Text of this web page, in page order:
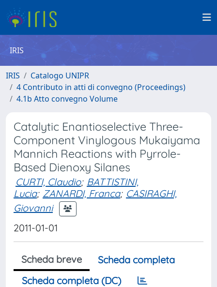
IRIS
IRIS
Catalogo UNIPR
4 Contributo in atti di convegno (Proceedings)
4.1b Atto convegno Volume
Catalytic Enantioselective Three-
Component Vinylogous Mukaiyama
Mannich Reactions with Pyrrole-
Based Dienoxy Silanes
CURTI, Claudio; BATTISTINI,
Lucia; ZANARDI, Franca; CASIRAGHI,
Giovanni
2011-01-01
Scheda breve
Scheda completa
Scheda completa (DC)